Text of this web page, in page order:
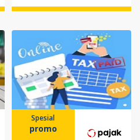
Spesial
promo